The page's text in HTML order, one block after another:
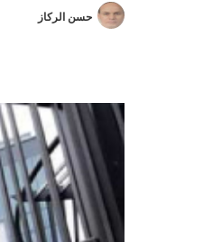
حسن الركاز
ب
ر
ي
د
ا
إ
ل